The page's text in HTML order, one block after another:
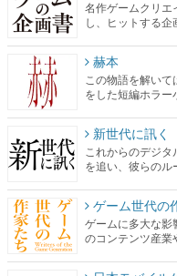
この物語を解いて
をした短編ホラー
新世代に訊く
これからのデジ
を追い、彼らのル
ゲーム世代の
ゲームに多大な
のコンテンツ産業
日本モバイル
日本のモバイルゲ
網羅するほか、開